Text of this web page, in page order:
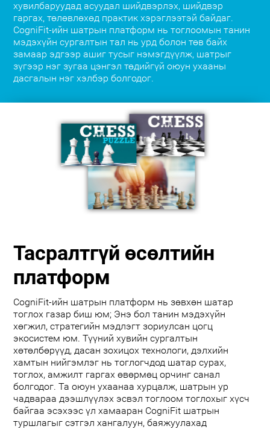
хувилбаруудад асуудал шийдвэрлэх, шийдвэр
гаргах, төлөвлөхөд практик хэрэглээтэй байдаг.
CogniFit-ийн шатрын платформ нь тоглоомын танин
мэдэхүйн сургалтын тал нь урд болон төв байх
замаар эдгээр ашиг тусыг нэмэгдүүлж, шатрыг
зүгээр нэг зугаа цэнгэл төдийгүй оюун ухааны
дасгалын нэг хэлбэр болгодог.
Тасралтгүй өсөлтийн
платформ
CogniFit-ийн шатрын платформ нь зөвхөн шатар
тоглох газар биш юм; Энэ бол танин мэдэхүйн
хөгжил, стратегийн мэдлэгт зориулсан цогц
экосистем юм. Түүний хувийн сургалтын
хөтөлбөрүүд, дасан зохицох технологи, дэлхийн
хамтын нийгэмлэг нь тоглогчдод шатар сурах,
тоглох, амжилт гаргах өвөрмөц орчинг санал
болгодог. Та оюун ухаанаа хурцалж, шатрын ур
чадвараа дээшлүүлэх эсвэл тоглоом тоглохыг хүсч
байгаа эсэхээс үл хамааран CogniFit шатрын
туршлагыг сэтгэл хангалуун, баяжуулахад